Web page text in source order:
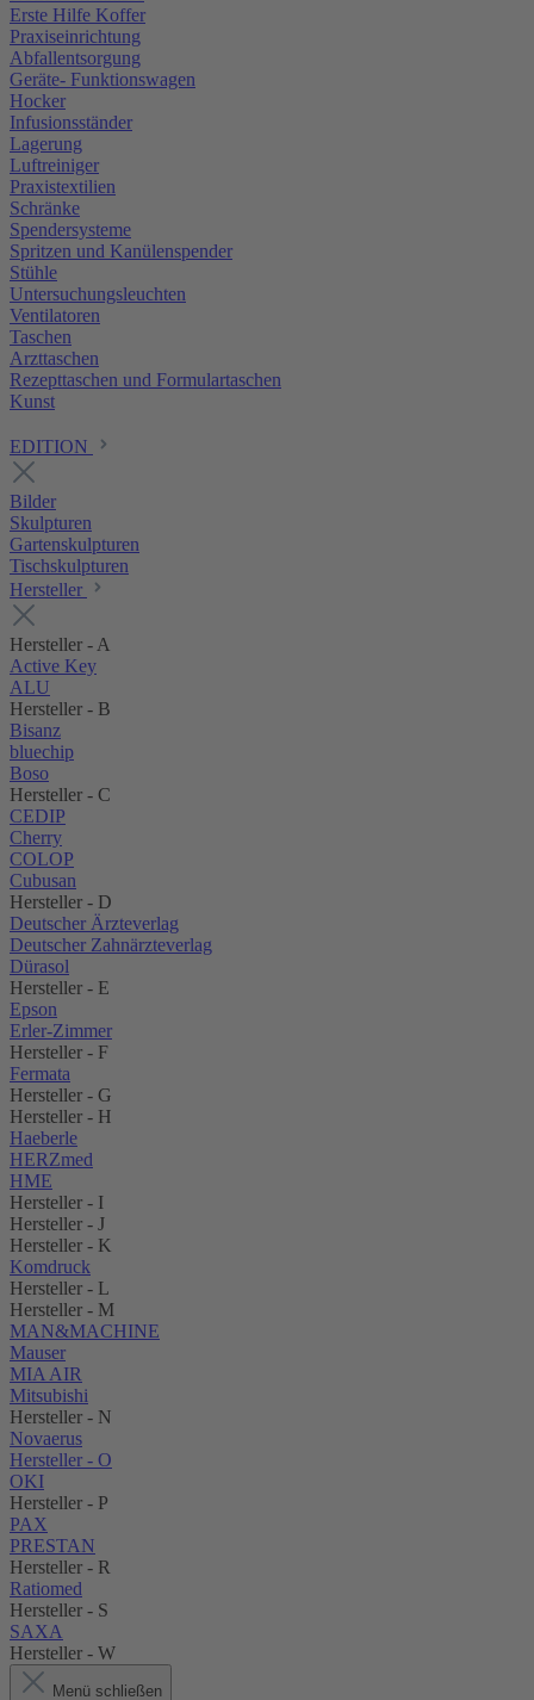
Erste Hilfe Koffer
Praxiseinrichtung
Abfallentsorgung
Geräte- Funktionswagen
Hocker
Infusionsständer
Lagerung
Luftreiniger
Praxistextilien
Schränke
Spendersysteme
Spritzen und Kanülenspender
Stühle
Untersuchungsleuchten
Ventilatoren
Taschen
Arzttaschen
Rezepttaschen und Formulartaschen
Kunst
EDITION
Bilder
Skulpturen
Gartenskulpturen
Tischskulpturen
Hersteller
Hersteller - A
Active Key
ALU
Hersteller - B
Bisanz
bluechip
Boso
Hersteller - C
CEDIP
Cherry
COLOP
Cubusan
Hersteller - D
Deutscher Ärzteverlag
Deutscher Zahnärzteverlag
Dürasol
Hersteller - E
Epson
Erler-Zimmer
Hersteller - F
Fermata
Hersteller - G
Hersteller - H
Haeberle
HERZmed
HME
Hersteller - I
Hersteller - J
Hersteller - K
Komdruck
Hersteller - L
Hersteller - M
MAN&MACHINE
Mauser
MIA AIR
Mitsubishi
Hersteller - N
Novaerus
Hersteller - O
OKI
Hersteller - P
PAX
PRESTAN
Hersteller - R
Ratiomed
Hersteller - S
SAXA
Hersteller - W
Menü schließen